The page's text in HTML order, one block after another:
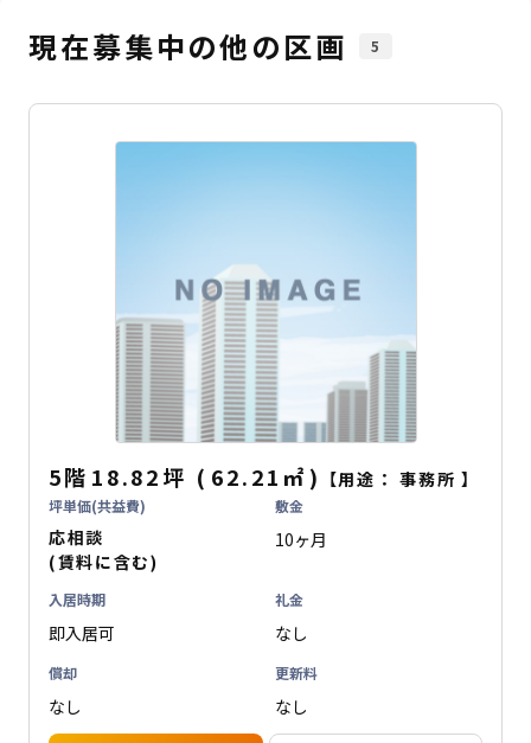
現在募集中の他の区画 5
5階 18.82坪 ( 62.21 ㎡ ) 【用途：事務所 】
坪単価(共益費)
応相談
(賃料に含む)
敷金
10ヶ月
入居時期
即入居可
礼金
なし
償却
なし
更新料
なし